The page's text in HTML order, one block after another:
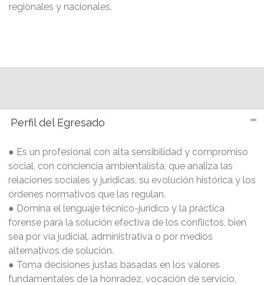
regionales y nacionales.
Perfil del Egresado
● Es un profesional con alta sensibilidad y compromiso
social, con conciencia ambientalista, que analiza las
relaciones sociales y jurídicas, su evolución histórica y los
órdenes normativos que las regulan.
● Domina el lenguaje técnico-jurídico y la práctica
forense para la solución efectiva de los conflictos, bien
sea por vía judicial, administrativa o por medios
alternativos de solución.
● Toma decisiones justas basadas en los valores
fundamentales de la honradez, vocación de servicio,